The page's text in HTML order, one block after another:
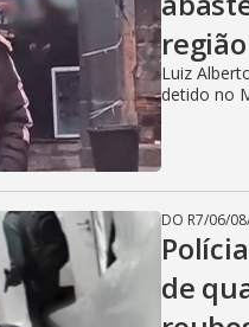
Luiz
detido no
DO R7/06/
de